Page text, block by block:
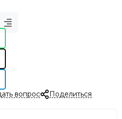
вопрос Поделиться